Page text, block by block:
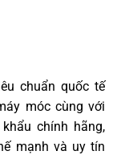
chuẩn quốc tế
móc cùng với
chính hãng,
mạnh và uy tín